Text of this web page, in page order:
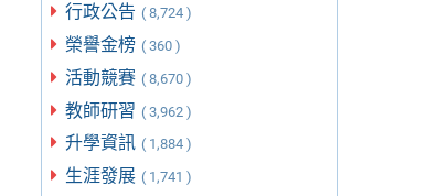
行政公告 ( 8,724 )
榮譽金榜 ( 360 )
活動競賽 ( 8,670 )
教師研習 ( 3,962 )
升學資訊 ( 1,884 )
生涯發展 ( 1,741 )